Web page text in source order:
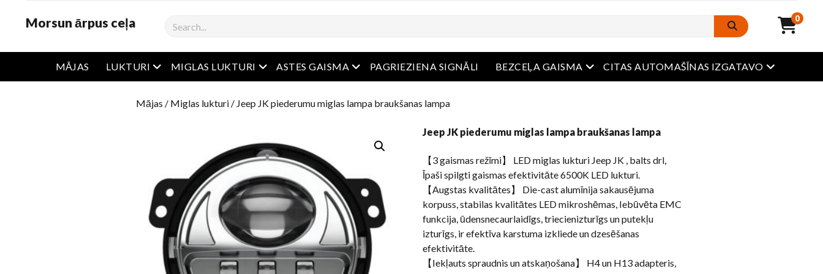
Morsun ārpus ceļa Meklēšana 0
MĀJAS LUKTURI atvērta ēdienkarte
MIGLAS LUKTURI atvērta ēdienkarte
ASTES GAISMA atvērta ēdienkarte
PAGRIEZIENA SIGNĀLI BEZCEĻA GAISMA atvērta ēdienkarte
CITAS AUTOMAŠĪNAS IZGATAVO atvērta
Mājas / Miglas lukturi / Jeep JK piederumu miglas lampa braukšanas lampa
Jeep JK piederumu miglas lampa braukšanas lampa
【3 gaismas režīmi】 LED miglas lukturi Jeep JK , balts drl,
Īpaši spilgti gaismas efektivitāte 6500K LED lukturi.
【Augstas kvalitātes】 Die-cast alumīnija sakausējuma
korpuss, stabilas kvalitātes LED mikroshēmas, Iebūvēta EMC
funkcija, ūdensnecaurlaidīgs, triecienizturīgs un putekļu
izturīgs, ir efektīva karstuma izkliede un dzesēšanas
efektivitāte.
【Iekļauts spraudnis un atskaņošana】 H4 un H13 adapteris,